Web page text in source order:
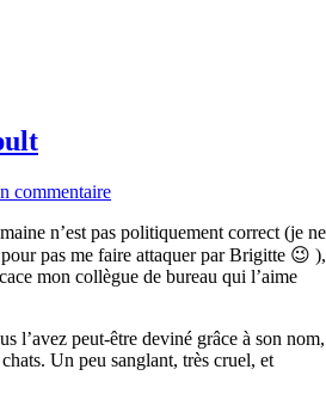
commentaire
n’est pas politiquement correct (je ne
pas me faire attaquer par Brigitte 😉 ),
mon collègue de bureau qui l’aime
l’avez peut-être deviné grâce à son nom,
Un peu sanglant, très cruel, et